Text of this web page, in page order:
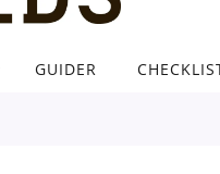
GUIDER